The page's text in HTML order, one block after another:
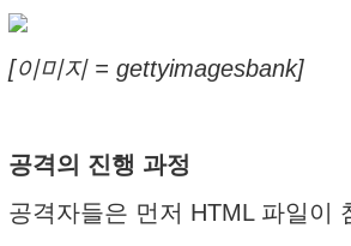
[이미지 = gettyimagesbank]
공격의 진행 과정
공격자들은 먼저 HTML 파일이